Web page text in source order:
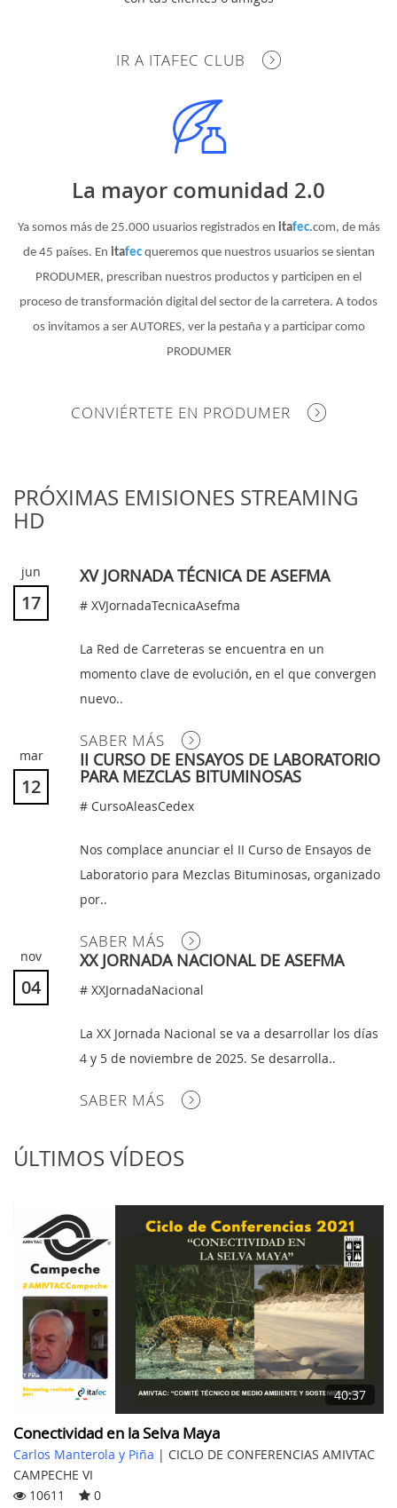
IR A ITAFEC CLUB
La mayor comunidad 2.0
Ya somos más de 25.000 usuarios registrados en itafec.com, de más
de 45 países. En itafecqueremos que nuestros usuarios se sientan
PRODUMER, prescriban nuestros productos y participen en el
proceso de transformación digital del sector de la carretera. A todos
os invitamos a ser AUTORES, ver la pestaña y a participar como
PRODUMER
CONVIÉRTETE EN PRODUMER
PRÓXIMAS EMISIONES STREAMING
HD
jun
17
XV JORNADA TÉCNICA DE ASEFMA
# XVJornadaTecnicaAsefma
La Red de Carreteras se encuentra en un
momento clave de evolución, en el que convergen
nuevo..
SABER MÁS
mar
12
II CURSO DE ENSAYOS DE LABORATORIO
PARA MEZCLAS BITUMINOSAS
# CursoAleasCedex
Nos complace anunciar el II Curso de Ensayos de
Laboratorio para Mezclas Bituminosas, organizado
por..
SABER MÁS
nov
04
XX JORNADA NACIONAL DE ASEFMA
# XXJornadaNacional
La XX Jornada Nacional se va a desarrollar los días
4 y 5 de noviembre de 2025. Se desarrolla..
SABER MÁS
ÚLTIMOS VÍDEOS
40:37
Conectividad en la Selva Maya
Carlos Manterola y Piña | CICLO DE CONFERENCIAS AMIVTAC
CAMPECHE VI
10611
0